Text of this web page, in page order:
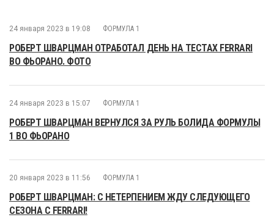
24 января 2023 в 19:08 ФОРМУЛА 1
РОБЕРТ ШВАРЦМАН ОТРАБОТАЛ ДЕНЬ НА ТЕСТАХ FERRARI
ВО ФЬОРАНО. ФОТО
24 января 2023 в 15:07 ФОРМУЛА 1
РОБЕРТ ШВАРЦМАН ВЕРНУЛСЯ ЗА РУЛЬ БОЛИДА ФОРМУЛЫ
1 ВО ФЬОРАНО
20 января 2023 в 11:56 ФОРМУЛА 1
РОБЕРТ ШВАРЦМАН: С НЕТЕРПЕНИЕМ ЖДУ СЛЕДУЮЩЕГО
СЕЗОНА С FERRARI!